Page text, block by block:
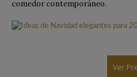
comedor contemporáneo.
Ver